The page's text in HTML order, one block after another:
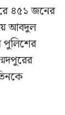
৪৫১ জনের
আবদুল
পুলিশের